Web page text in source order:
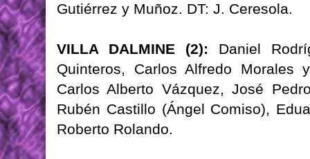
Gutiérrez y Muñoz. DT: J. Ceresola.
VILLA DALMINE (2): Daniel
Quinteros, Carlos Alfredo Morales
Carlos Alberto Vázquez, José
Rubén Castillo (Ángel Comiso),
Roberto Rolando.